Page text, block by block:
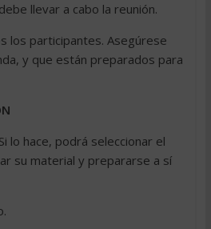
llevar a cabo la reunión.
los participantes. Asegúrese
y que están preparados para
lo hace, podrá seleccionar el
su material y prepararse a sí